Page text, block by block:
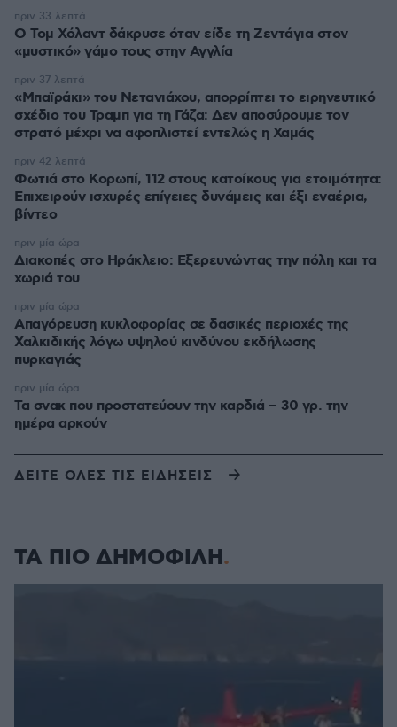
Ο Τομ Χόλαντ δάκρυσε όταν είδε τη Ζεντάγια στον
«μυστικό» γάμο τους στην Αγγλία
πριν 33 λεπτά
«Μπαϊράκι» του Νετανιάχου, απορρίπτει το ειρηνευτικό
σχέδιο του Τραμπ για τη Γάζα: Δεν αποσύρουμε τον
στρατό μέχρι να αφοπλιστεί εντελώς η Χαμάς
πριν 37 λεπτά
Φωτιά στο Κορωπί, 112 στους κατοίκους για ετοιμότητα:
Επιχειρούν ισχυρές επίγειες δυνάμεις και έξι εναέρια,
βίντεο
πριν 42 λεπτά
Διακοπές στο Ηράκλειο: Εξερευνώντας την πόλη και τα
χωριά του
πριν μία ώρα
Απαγόρευση κυκλοφορίας σε δασικές περιοχές της
Χαλκιδικής λόγω υψηλού κινδύνου εκδήλωσης
πυρκαγιάς
πριν μία ώρα
Τα σνακ που προστατεύουν την καρδιά – 30 γρ. την
ημέρα αρκούν
πριν μία ώρα
ΔΕΙΤΕ ΟΛΕΣ ΤΙΣ ΕΙΔΗΣΕΙΣ
ΤΑ ΠΙΟ ΔΗΜΟΦΙΛΗ